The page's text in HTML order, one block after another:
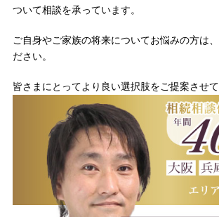
ついて相談を承っています。
ご自身やご家族の将来についてお悩みの方は
ださい。
皆さまにとってより良い選択肢をご提案させて